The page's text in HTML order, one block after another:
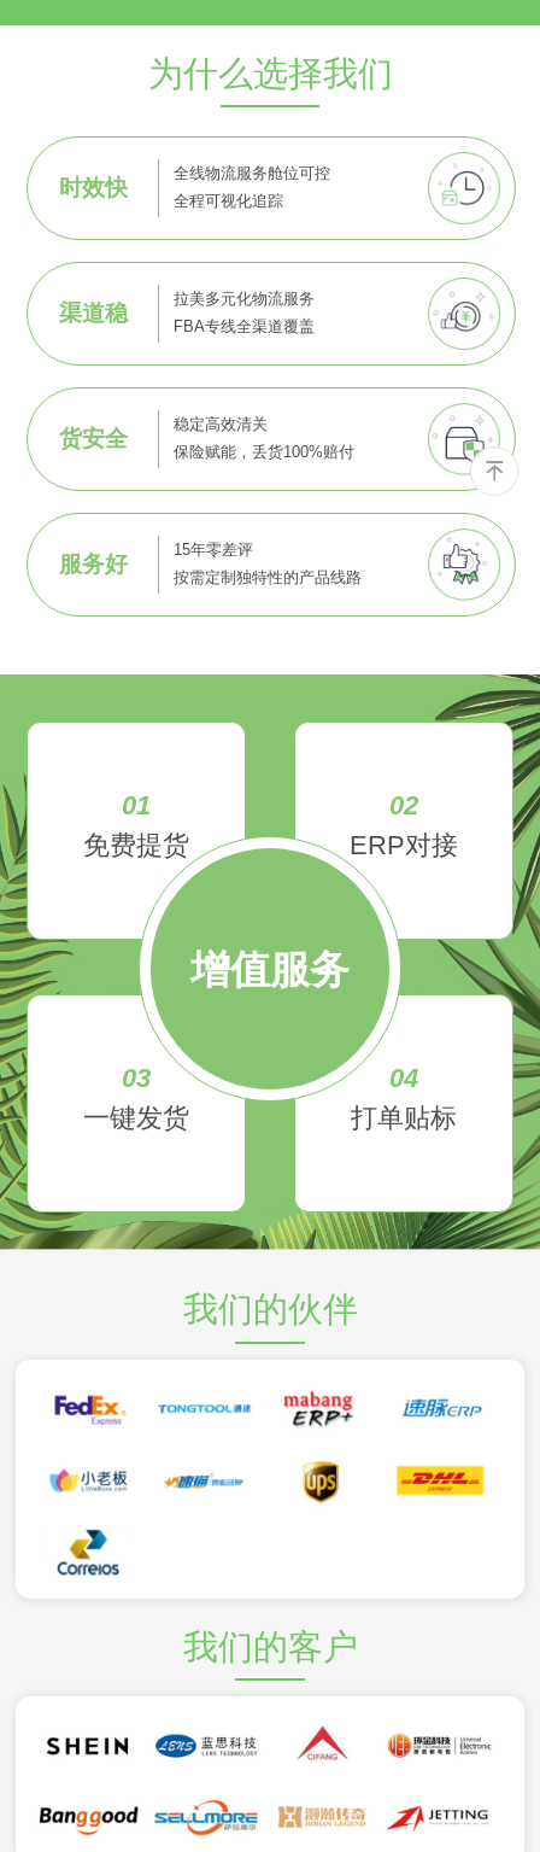
为什么选择我们
时效快
全线物流服务舱位可控
全程可视化追踪
渠道稳
拉美多元化物流服务
FBA专线全渠道覆盖
货安全
稳定高效清关
保险赋能，丢货100%赔付
服务好
15年零差评
按需定制独特性的产品线路
增值服务
01
免费提货
02
ERP对接
03
一键发货
04
打单贴标
我们的伙伴
我们的客户